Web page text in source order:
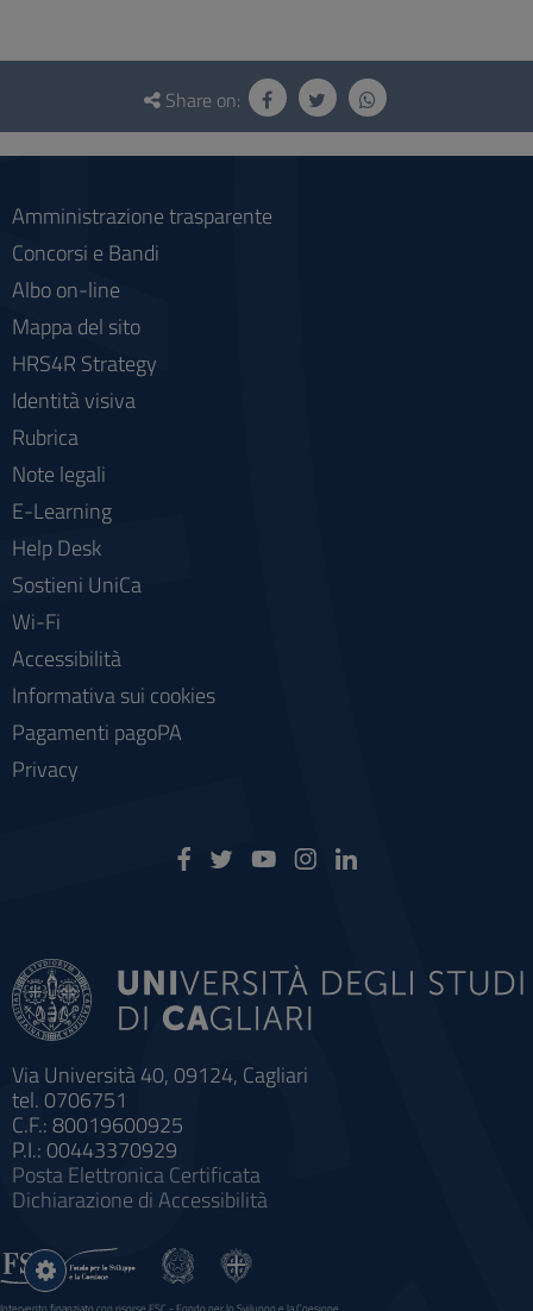
Questionnaire
social
Share on:
Via Università 40, 09124, Cagliari
tel. 0706751
C.F.: 80019600925
P.I.: 00443370929
Posta Elettronica Certificata
Dichiarazione di Accessibilità
Amministrazione trasparente
Concorsi e Bandi
Albo on-line
Mappa del sito
HRS4R Strategy
Identità visiva
Rubrica
Note legali
E-Learning
Help Desk
Sostieni UniCa
Wi-Fi
Accessibilità
Informativa sui cookies
Pagamenti pagoPA
Privacy
Impostazioni
cookie